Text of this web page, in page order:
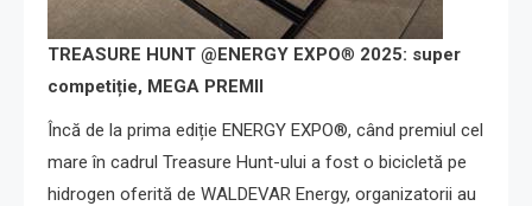
TREASURE HUNT @ENERGY EXPO® 2025: super
competiție, MEGA PREMII
Încă de la prima ediție ENERGY EXPO®, când premiul cel
mare în cadrul Treasure Hunt-ului a fost o bicicletă pe
hidrogen oferită de WALDEVAR Energy, organizatorii au